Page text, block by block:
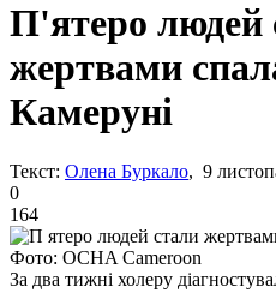
П'ятеро людей
жертвами
Камеруні
Текст: Олена Буркало, 9
0
164
Фото: OCHA Cameroon
За два тижні холеру